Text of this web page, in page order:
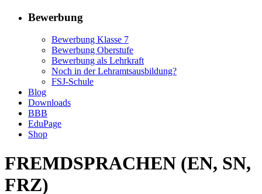
Bewerbung
Bewerbung Klasse 7
Bewerbung Oberstufe
Bewerbung als Lehrkraft
Noch in der Lehramtsausbildung?
FSJ-Schule
Blog
Downloads
BBB
EduPage
Shop
FREMDSPRACHEN (EN, SN,
FRZ)